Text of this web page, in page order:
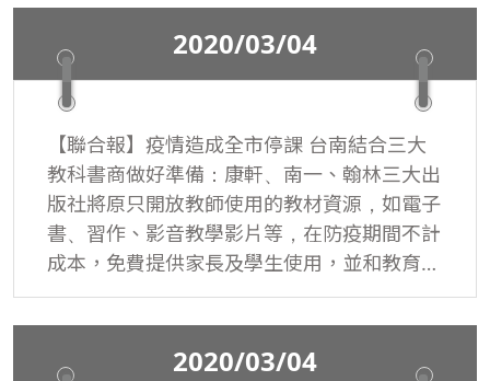
2020/03/04
【聯合報】疫情造成全市停課 台南結合三大
教科書商做好準備：康軒、南一、翰林三大出
版社將原只開放教師使用的教材資源，如電子
書、習作、影音教學影片等，在防疫期間不計
成本，免費提供家長及學生使用，並和教育局
協力合作為學生停課不停學做好準備，充分展
現企業社會責任。
2020/03/04